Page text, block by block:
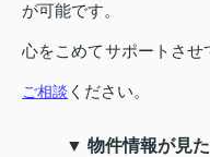
が可能です。
心をこめてサポートさ
ご相談 ください。
▼ 物件情報が見